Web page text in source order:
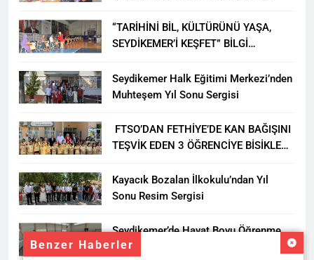
Benzer Haberler
“TARİHİNİ BİL, KÜLTÜRÜNÜ YAŞA,
SEYDİKEMER’İ KEŞFET” BİLGİ
Seydikemer Halk Eğitimi Merkezi’nden
Muhteşem Yıl Sonu Sergisi
FTSO’DAN FETHİYE’DE KAN BAĞIŞINI
TEŞVİK EDEN 3 ÖĞRENCİYE BİSİKLET
Kayacık Bozalan İlkokulu’ndan Yıl
Sonu Resim Sergisi
Seydikemer’de Hayat Boyu Öğrenme
Haftası Kadıköy Sergisiyle Başladı